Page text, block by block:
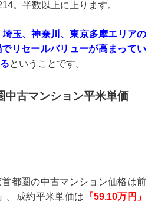
。半数以上に上ります。
玉、神奈川、東京多摩エリアの
リセールバリューが高まってい
ということです。
中古マンション平米単価
都圏の中古マンション価格は前
。成約平米単価は 「59.10万円」